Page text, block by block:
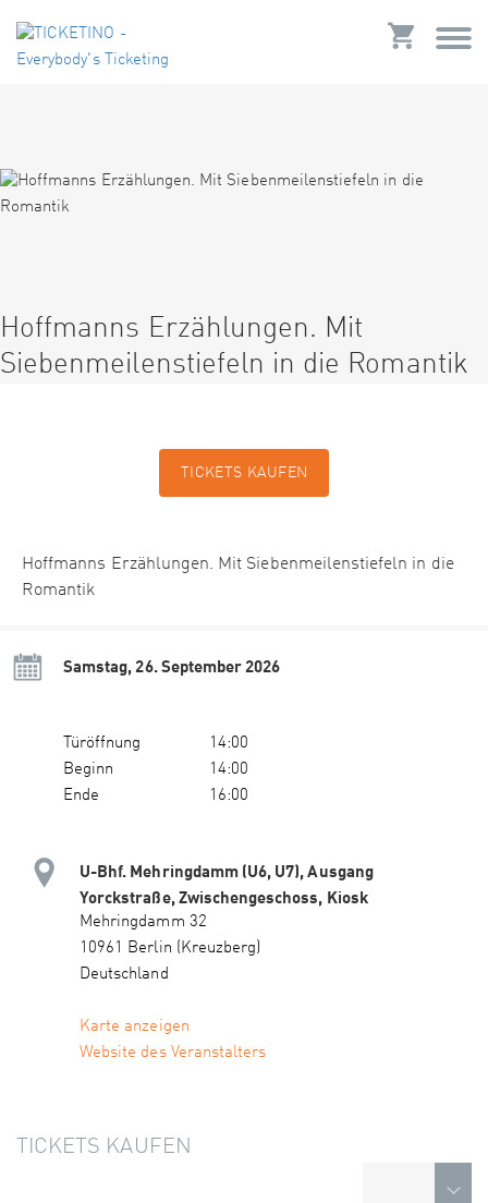
Hoffmanns Erzählungen. Mit
Siebenmeilenstiefeln in die Romantik
TICKETS KAUFEN
Hoffmanns Erzählungen. Mit Siebenmeilenstiefeln in die
Romantik
Samstag, 26. September 2026
Türöffnung
14:00
Beginn
14:00
Ende
16:00
U-Bhf. Mehringdamm (U6, U7), Ausgang
Yorckstraße, Zwischengeschoss, Kiosk
Mehringdamm 32
10961 Berlin (Kreuzberg)
Deutschland
Karte anzeigen
Website des Veranstalters
TICKETS KAUFEN